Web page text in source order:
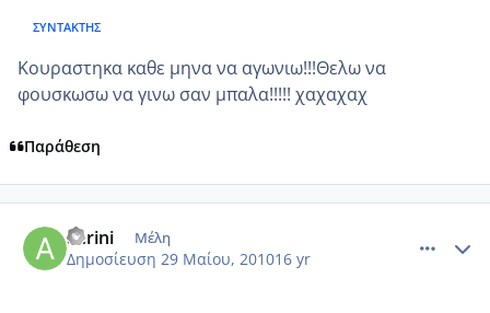
ΣΥΝΤΆΚΤΗΣ
Κουραστηκα καθε μηνα να αγωνιω!!!Θελω να
φουσκωσω να γινω σαν μπαλα!!!!! χαχαχαχ
Παράθεση
aerini Μέλη
Δημοσίευση 29 Μαίου, 201016 yr